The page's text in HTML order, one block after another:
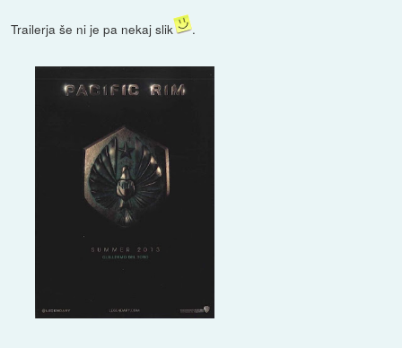
Trailerja še ni je pa nekaj slik .